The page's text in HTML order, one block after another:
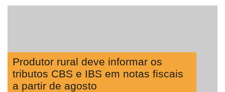
Way
CHB
Produtor rural deve informar os
tributos CBS e IBS em notas fiscais
a partir de agosto